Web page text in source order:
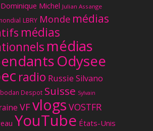
Dominique Michel Julian Assange
LBRY Monde médias
médias
médias
Odysee
radio Russie Silvano
Despot Suisse Sylvain
VFvlogs VOSTFR
YouTube États-Unis